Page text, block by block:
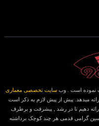
نموده است . وبسایت تخصصی معماری
میدهد. پیش از پیش لازم به ذکر است
دهیم تا در رشد , پیشرفت و برطرف
گرامی قدمی هر چند کوچک برداشته